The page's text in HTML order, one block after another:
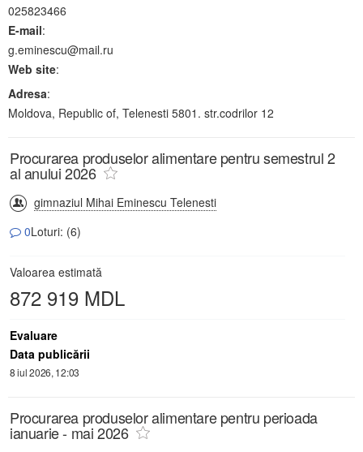
025823466
E-mail:
g.eminescu@mail.ru
Web site:
Adresa:
Moldova, Republic of, Telenesti 5801. str.codrilor 12
Procurarea produselor alimentare pentru semestrul 2
al anului 2026
gimnaziul Mihai Eminescu Telenesti
0Loturi: (6)
Valoarea estimată
872 919 MDL
Evaluare
Data publicării
8 iul 2026, 12:03
Procurarea produselor alimentare pentru perioada
ianuarie - mai 2026